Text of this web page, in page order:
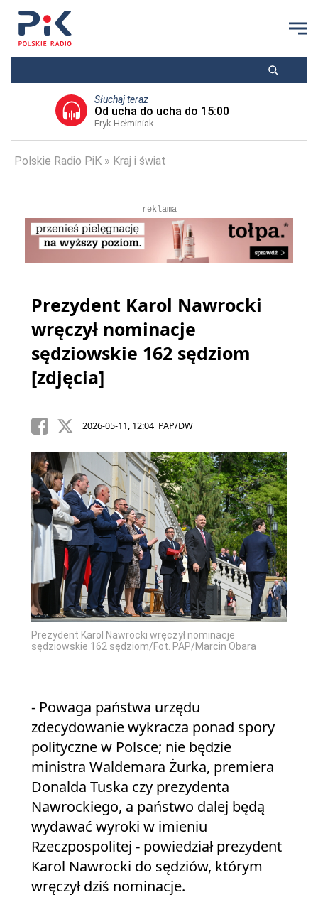
Słuchaj teraz
Od ucha do ucha do 15:00
Eryk Hełminiak
Polskie Radio PiK Kraj i świat
reklama
Prezydent Karol Nawrocki
wręczył nominacje
sędziowskie 162 sędziom
[zdjęcia]
2026-05-11, 12:04 PAP/DW
Prezydent Karol Nawrocki wręczył nominacje
sędziowskie 162 sędziom/Fot. PAP/Marcin Obara
- Powaga państwa urzędu
zdecydowanie wykracza ponad spory
polityczne w Polsce; nie będzie
ministra Waldemara Żurka, premiera
Donalda Tuska czy prezydenta
Nawrockiego, a państwo dalej będą
wydawać wyroki w imieniu
Rzeczpospolitej - powiedział prezydent
Karol Nawrocki do sędziów, którym
wręczył dziś nominacje.